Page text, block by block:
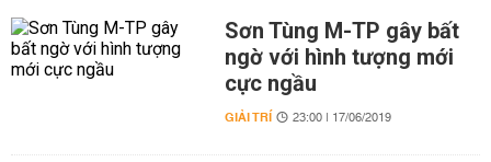
Sơn Tùng M-TP gây bất
ngờ với hình tượng mới
cực ngầu
GIẢI TRÍ 23:00 | 17/06/2019